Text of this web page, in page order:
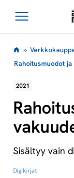
sisältöön
Avaa
»
Rahoitusmuodot
2021
Sisältyy vain
Digikirjat